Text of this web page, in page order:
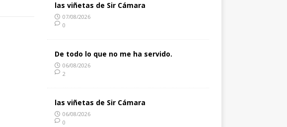
las viñetas de Sir Cámara
07/08/2026
0
De todo lo que no me ha servido.
06/08/2026
2
las viñetas de Sir Cámara
06/08/2026
0